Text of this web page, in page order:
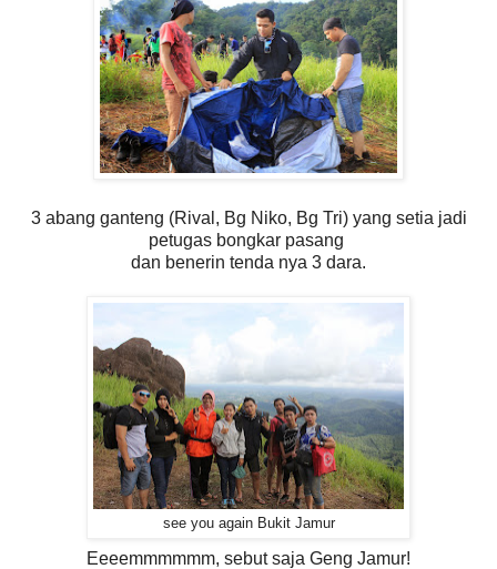
3 abang ganteng (Rival, Bg Niko, Bg Tri) yang setia jadi
petugas bongkar pasang
dan benerin tenda nya 3 dara.
see you again Bukit Jamur
Eeeemmmmmm, sebut saja Geng Jamur!